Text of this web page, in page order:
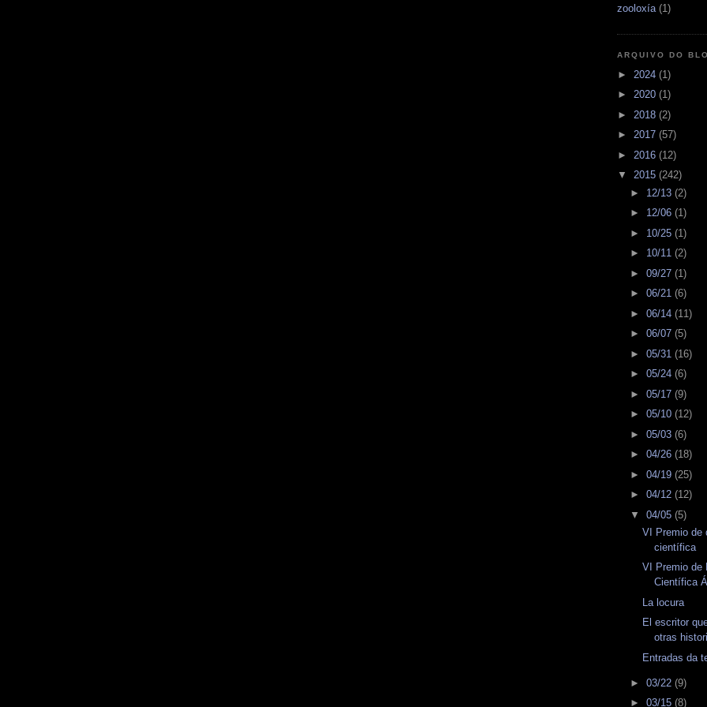
zooloxía (1)
ARQUIVO DO
► 2024 (1)
► 2020 (1)
► 2018 (2)
► 2017 (57)
► 2016 (12)
▼ 2015 (242)
► 12/13 (2)
► 12/06 (1)
► 10/25 (1)
► 10/11 (2)
► 09/27 (1)
► 06/21 (6)
► 06/14 (11)
► 06/07 (5)
► 05/31 (16)
► 05/24 (6)
► 05/17 (9)
► 05/10 (12)
► 05/03 (6)
► 04/26 (18)
► 04/19 (25)
► 04/12 (12)
▼ 04/05 (5)
VI Premio de
científica
VI Premio de
Científica
La locura
El escritor
otras
Entradas da
► 03/22 (9)
► 03/15 (8)